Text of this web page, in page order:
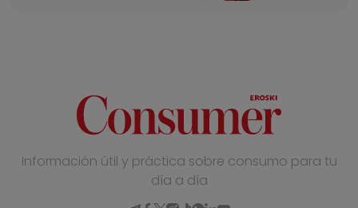
Información útil y práctica sobre consumo para tu
día a día